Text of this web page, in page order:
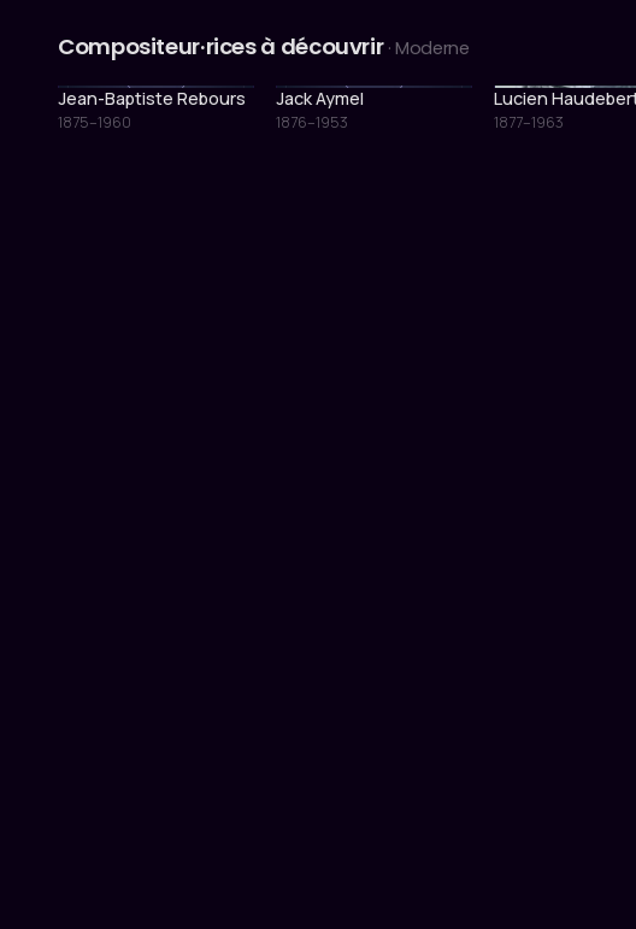
Compositeur·rices à découvrir · Moderne
Jean-Baptiste Rebours
1875–1960
Jack Aymel
1876–1953
Lucien
1877–1963